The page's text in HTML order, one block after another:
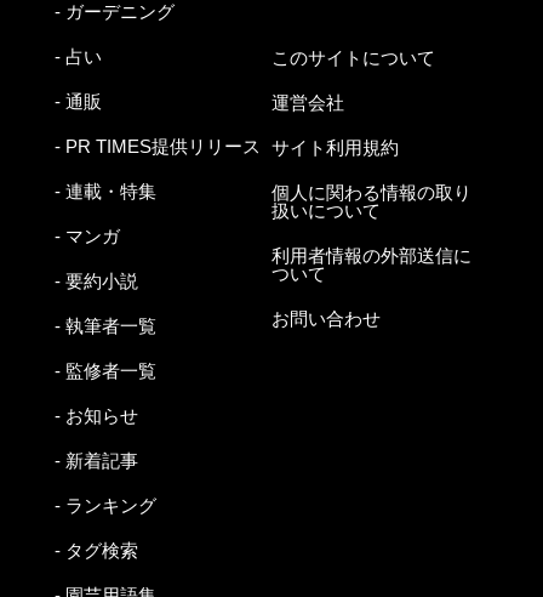
- ガーデニング
- 占い
- 通販
- PR TIMES提供リリース
- 連載・特集
- マンガ
- 要約小説
- 執筆者一覧
- 監修者一覧
- お知らせ
- 新着記事
- ランキング
- タグ検索
このサイトについて
運営会社
サイト利用規約
個人に関わる情報の取り
扱いについて
利用者情報の外部送信に
ついて
お問い合わせ